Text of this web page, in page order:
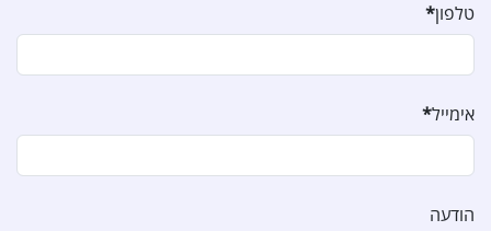
טלפון*
אימייל*
הודעה